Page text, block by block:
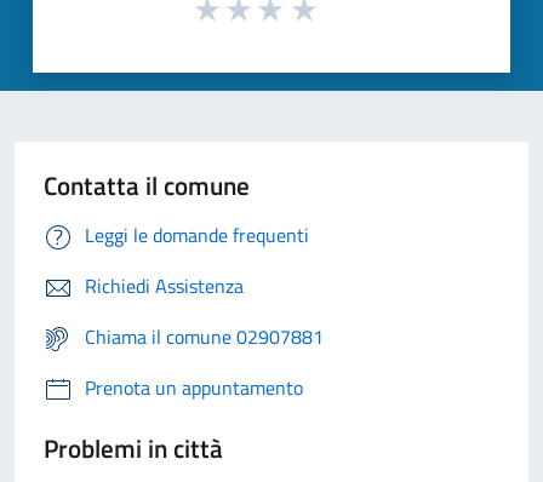
Contatta il comune
Leggi le domande frequenti
Richiedi Assistenza
Chiama il comune 02907881
Prenota un appuntamento
Problemi in città